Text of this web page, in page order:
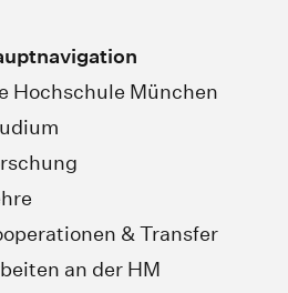
Hochschule München
& Transfer
an der HM